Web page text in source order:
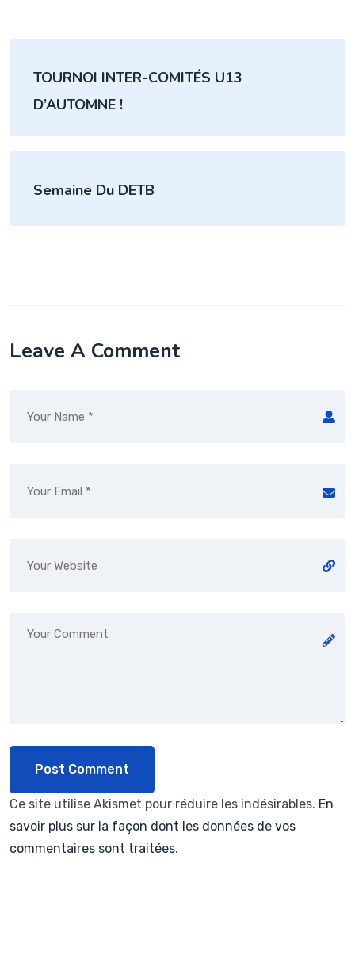
de
l’article
TOURNOI INTER-COMITÉS U13
D’AUTOMNE !
Semaine Du DETB
Leave A Comment
Ce site utilise Akismet pour réduire les indésirables. En
savoir plus sur la façon dont les données de vos
commentaires sont traitées.